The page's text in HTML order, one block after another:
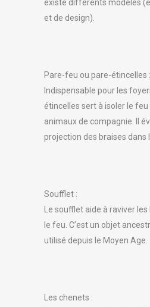
existe différents modèles
et de design).
Pare-feu ou pare-étincelles :
Indispensable pour les
étincelles sert à isoler le
animaux de compagnie. Il
projection des braises dans
Soufflet :
Le soufflet aide à raviver
le feu. C’est un objet
utilisé depuis le Moyen Age.
Les chenets :